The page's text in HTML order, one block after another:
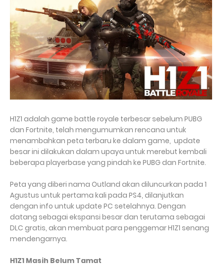
H1Z1 adalah game battle royale terbesar sebelum PUBG
dan Fortnite, telah mengumumkan rencana untuk
menambahkan peta terbaru ke dalam game, update
besar ini dilakukan dalam upaya untuk merebut kembali
beberapa playerbase yang pindah ke PUBG dan Fortnite.
Peta yang diberi nama Outland akan diluncurkan pada 1
Agustus untuk pertama kali pada PS4, dilanjutkan
dengan info untuk update PC setelahnya. Dengan
datang sebagai ekspansi besar dan terutama sebagai
DLC gratis, akan membuat para penggemar H1Z1 senang
mendengarnya.
H1Z1 Masih Belum Tamat